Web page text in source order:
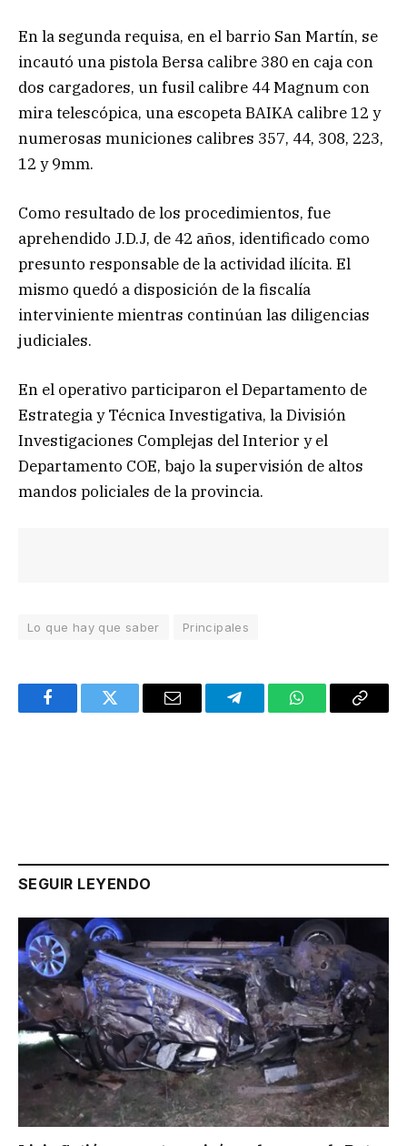
En la segunda requisa, en el barrio San Martín, se
incautó una pistola Bersa calibre 380 en caja con
dos cargadores, un fusil calibre 44 Magnum con
mira telescópica, una escopeta BAIKA calibre 12 y
numerosas municiones calibres 357, 44, 308, 223,
12 y 9mm.
Como resultado de los procedimientos, fue
aprehendido J.D.J, de 42 años, identificado como
presunto responsable de la actividad ilícita. El
mismo quedó a disposición de la fiscalía
interviniente mientras continúan las diligencias
judiciales.
En el operativo participaron el Departamento de
Estrategia y Técnica Investigativa, la División
Investigaciones Complejas del Interior y el
Departamento COE, bajo la supervisión de altos
mandos policiales de la provincia.
Lo que hay que saber Principales
FacebookTwitter Email TelegramWhatsAppCopy
SEGUIR LEYENDO